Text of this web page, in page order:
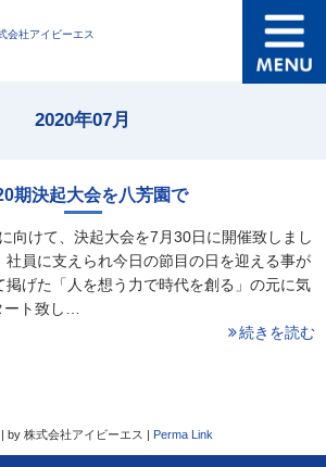
会社アイビーエス
2020年07月
期決起大会を八芳園で
向けて、決起大会を7月30日に開催致しまし
社員に支えられ今日の節目の日を迎える事が
掲げた「人を想う力で時代を創る」の元に気
ト致し…
続きを読む
| by 株式会社アイビーエス | Perma Link